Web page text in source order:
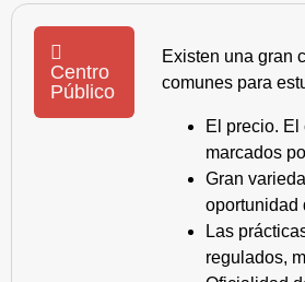
Centro
Público
Existen una gran
comunes para
El precio.
marcados
Gran
oportunidad
Las
regulados,